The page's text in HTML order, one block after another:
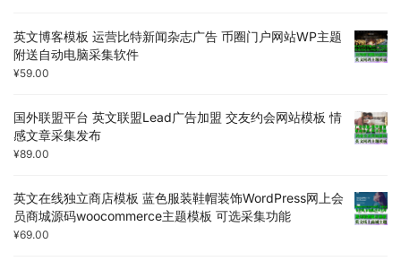
英文博客模板 运营比特新闻杂志广告 币圈门户网站WP主题
附送自动电脑采集软件
¥59.00
国外联盟平台 英文联盟Lead广告加盟 交友约会网站模板 情
感文章采集发布
¥89.00
英文在线独立商店模板 蓝色服装鞋帽装饰WordPress网上会
员商城源码woocommerce主题模板 可选采集功能
¥69.00